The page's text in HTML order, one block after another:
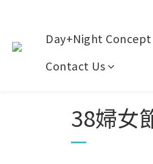
Day+Night Concept
Contact Us
38婦女